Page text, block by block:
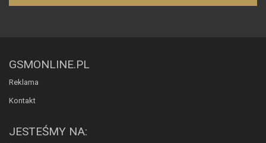
GSMONLINE.PL
Reklama
Kontakt
JESTEŚMY NA: